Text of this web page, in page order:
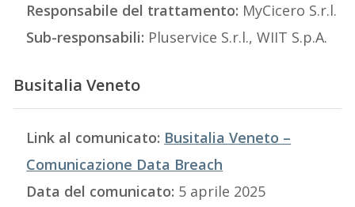
Responsabile del trattamento: MyCicero S.r.l.
Sub-responsabili: Pluservice S.r.l., WIIT S.p.A.
Busitalia Veneto
Link al comunicato: Busitalia Veneto –
Comunicazione Data Breach
Data del comunicato: 5 aprile 2025